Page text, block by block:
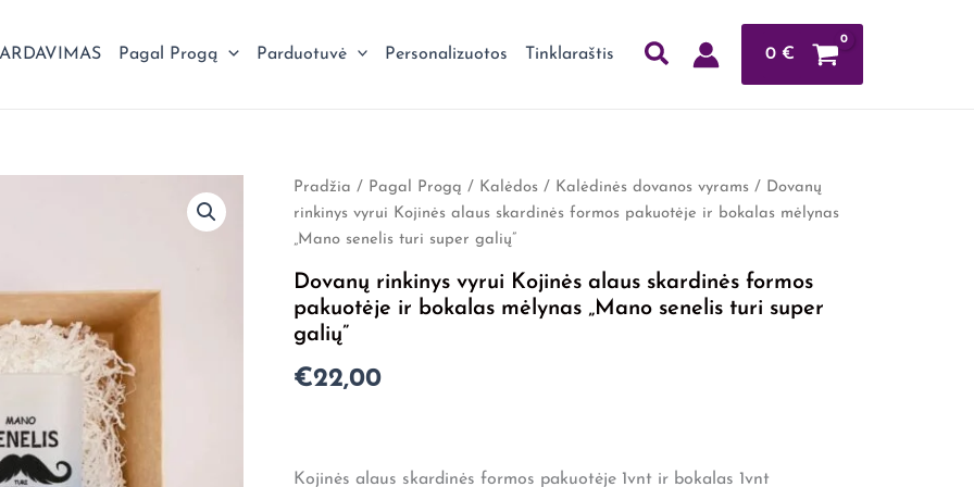
Pagal Progą Parduotuvė Personalizuotos Tinklaraštis 0 €
Pradžia / Pagal Progą / Kalėdos/ Kalėdinės dovanos vyrams/ Dovanų
rinkinys vyrui Kojinės alaus skardinės formos pakuotėje ir bokalas mėlynas
„Mano senelis turi super galių”
Dovanų rinkinys vyrui Kojinės alaus skardinės formos
pakuotėje ir bokalas mėlynas „Mano senelis turi super
galių”
€22,00
Kojinės alaus skardinės formos pakuotėje 1vnt ir bokalas 1vnt